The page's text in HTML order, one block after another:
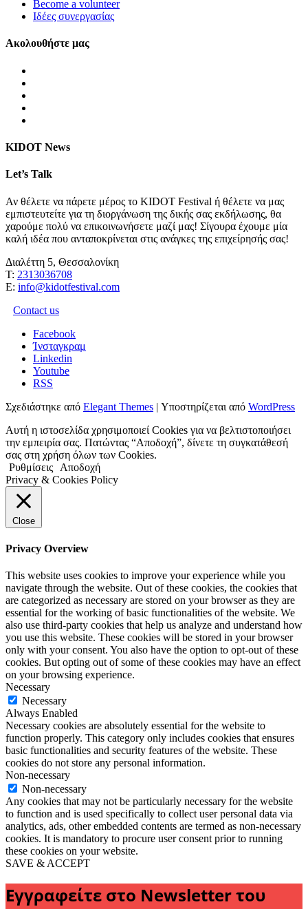
Become a volunteer
Ιδέες συνεργασίας
Ακολουθήστε μας
KIDOT News
Let’s Talk
Αν θέλετε να πάρετε μέρος το KIDOT Festival ή θέλετε να μας
εμπιστευτείτε για τη διοργάνωση της δικής σας εκδήλωσης, θα
χαρούμε πολύ να επικοινωνήσετε μαζί μας! Σίγουρα έχουμε μία
καλή ιδέα που ανταποκρίνεται στις ανάγκες της επιχείρησής σας!
Διαλέττη 5, Θεσσαλονίκη
Τ: 2313036708
Ε: info@kidotfestival.com
Contact us
Facebook
Ίνσταγκραμ
Linkedin
Youtube
RSS
Σχεδιάστηκε από Elegant Themes | Υποστηρίζεται από WordPress
Αυτή η ιστοσελίδα χρησιμοποιεί Cookies για να βελτιστοποιήσει
την εμπειρία σας. Πατώντας “Αποδοχή”, δίνετε τη συγκατάθεσή
σας στη χρήση όλων των Cookies.
Ρυθμίσεις
Αποδοχή
Privacy & Cookies Policy
Close
Privacy Overview
This website uses cookies to improve your experience while you
navigate through the website. Out of these cookies, the cookies that
are categorized as necessary are stored on your browser as they are
essential for the working of basic functionalities of the website. We
also use third-party cookies that help us analyze and understand how
you use this website. These cookies will be stored in your browser
only with your consent. You also have the option to opt-out of these
cookies. But opting out of some of these cookies may have an effect
on your browsing experience.
Necessary
Necessary
Always Enabled
Necessary cookies are absolutely essential for the website to
function properly. This category only includes cookies that ensures
basic functionalities and security features of the website. These
cookies do not store any personal information.
Non-necessary
Non-necessary
Any cookies that may not be particularly necessary for the website
to function and is used specifically to collect user personal data via
analytics, ads, other embedded contents are termed as non-necessary
cookies. It is mandatory to procure user consent prior to running
these cookies on your website.
SAVE & ACCEPT
Εγγραφείτε στο Newsletter του